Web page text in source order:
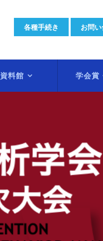
各種手続き お問
資料館 学会賞